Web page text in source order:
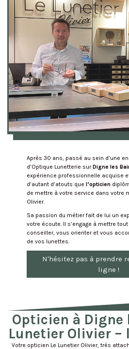
Après 30 ans, passé au sein d’une
d’Optique Lunetterie surDigne les
expérience professionnelle acquise
d’autant d’atouts que l’opticien
de mettre à votre service dans votre
Olivier.
Sa passion du métier fait de lui un
votre écoute. Il s’engage à mettre
conseiller, vous orienter et vous
de vos lunettes.
N'hésitez pas à prendre
ligne !
Opticien à Digne
Lunetier Olivier –
Votre opticien Le Lunetier Olivier, très